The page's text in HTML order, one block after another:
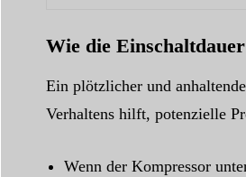
Wie die
Ein plötzlicher und
Verhaltens hilft, potenzielle
Wenn der Kompressor